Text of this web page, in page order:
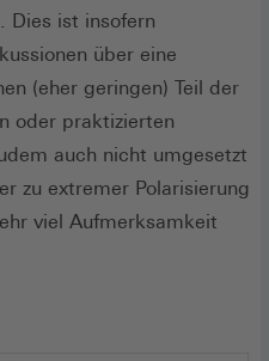
Dies ist insofern
über eine
(eher geringen) Teil der
oder praktizierten
auch nicht umgesetzt
zu extremer Polarisierung
viel Aufmerksamkeit